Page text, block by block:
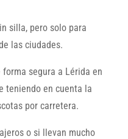
silla, pero solo para
las ciudades.
segura a Lérida en
teniendo en cuenta la
por carretera.
o si llevan mucho